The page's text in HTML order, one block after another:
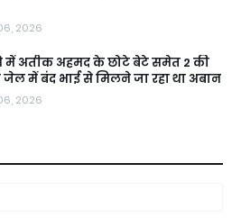
2026
में अतीक अहमद के छोटे बेटे समेत 2 की
जेल में बंद भाई से मिलने जा रहा था अबान
2026